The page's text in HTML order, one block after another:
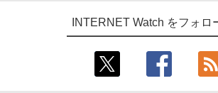
INTERNET Watch をフォロ